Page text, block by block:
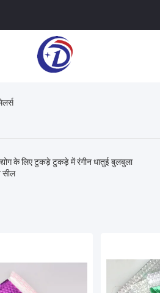
के लिए टुकड़े टुकड़े में रंगीन धातुई बुलबुला
सील